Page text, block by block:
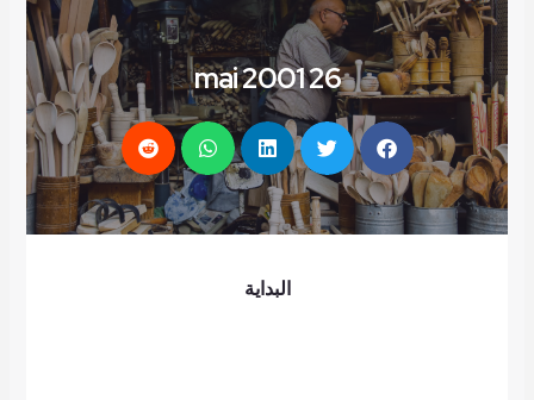
26 mai 2001